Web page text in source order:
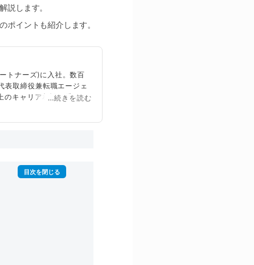
説します。
ポイントも紹介します。
トナーズ)に入社。数百
表取締役兼転職エージェ
のキャリア相談に乗る。
...続きを読む